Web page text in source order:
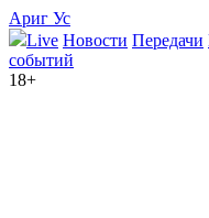
Ариг Ус
Live Новости Передачи
событий
18+